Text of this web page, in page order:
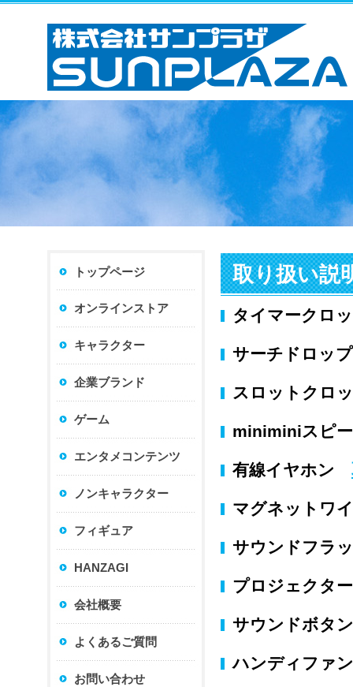
トップページ
オンラインストア
キャラクター
企業ブランド
ゲーム
エンタメコンテンツ
ノンキャラクター
フィギュア
HANZAGI
会社概要
よくあるご質問
お問い合わせ
取り扱い説
タイマークロ
サーチドロッ
スロットクロ
miniminiスピ
有線イヤホン
マグネットワ
サウンドフラ
プロジェクタ
サウンドボ
ハンディファ